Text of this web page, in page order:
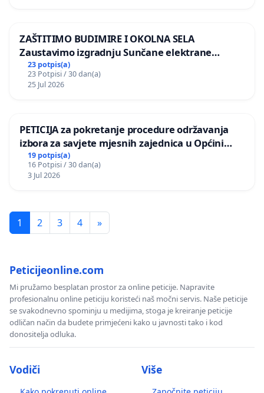
ZAŠTITIMO BUDIMIRE I OKOLNA SELA
Zaustavimo izgradnju Sunčane elektrane
Vedrine na području Ugljana
23 potpis(a)
23 Potpisi / 30 dan(a)
25 Jul 2026
PETICIJA za pokretanje procedure održavanja
izbora za savjete mjesnih zajednica u Općini
Bugojno
19 potpis(a)
16 Potpisi / 30 dan(a)
3 Jul 2026
1 2 3 4 »
Peticijeonline.com
Mi pružamo besplatan prostor za online peticije. Napravite
profesionalnu online peticiju koristeći naš močni servis. Naše peticije
se svakodnevno spominju u medijima, stoga je kreiranje peticije
odličan način da budete primjećeni kako u javnosti tako i kod
donositelja odluka.
Vodiči Više